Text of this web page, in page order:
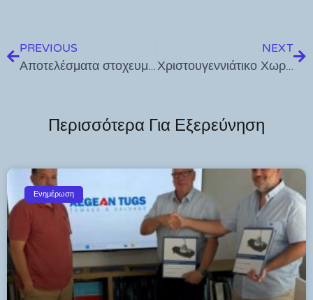
PREVIOUS
Αποτελέσματα στοχευμένων αστυνομικών δράσεων που πραγματοποιήθηκαν στα νησιά του Νοτίου Αιγαίου το διάστημα από 9 έως 15 Δεκεμβρίου 2024
NEXT
Χριστουγεννιάτικο Χωριό στο «ΧΑΝΙ» – Ανοικτά μέχρι 23 Δεκεμβρίου για μοναδικές στιγμές γιορτινές!
Περισσότερα Για Εξερεύνηση
Ενημέρωση